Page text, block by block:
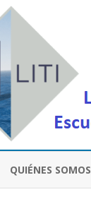
QUIÉNES SOMOS